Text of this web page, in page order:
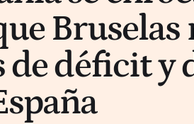
Bruselas
de déficit y